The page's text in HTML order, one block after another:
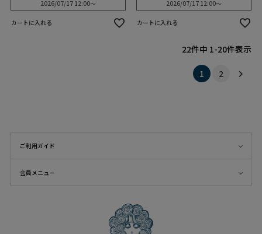
2026/07/17 12:00〜
カートに入れる
2026/07/17 12:00〜
カートに入れる
22件中 1-20件表示
1 2
ご利用ガイド
会員メニュー